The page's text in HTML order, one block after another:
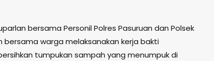
bersama Personil Polres Pasuruan dan Polsek
bersama warga melaksanakan kerja bakti
tumpukan sampah yang menumpuk di